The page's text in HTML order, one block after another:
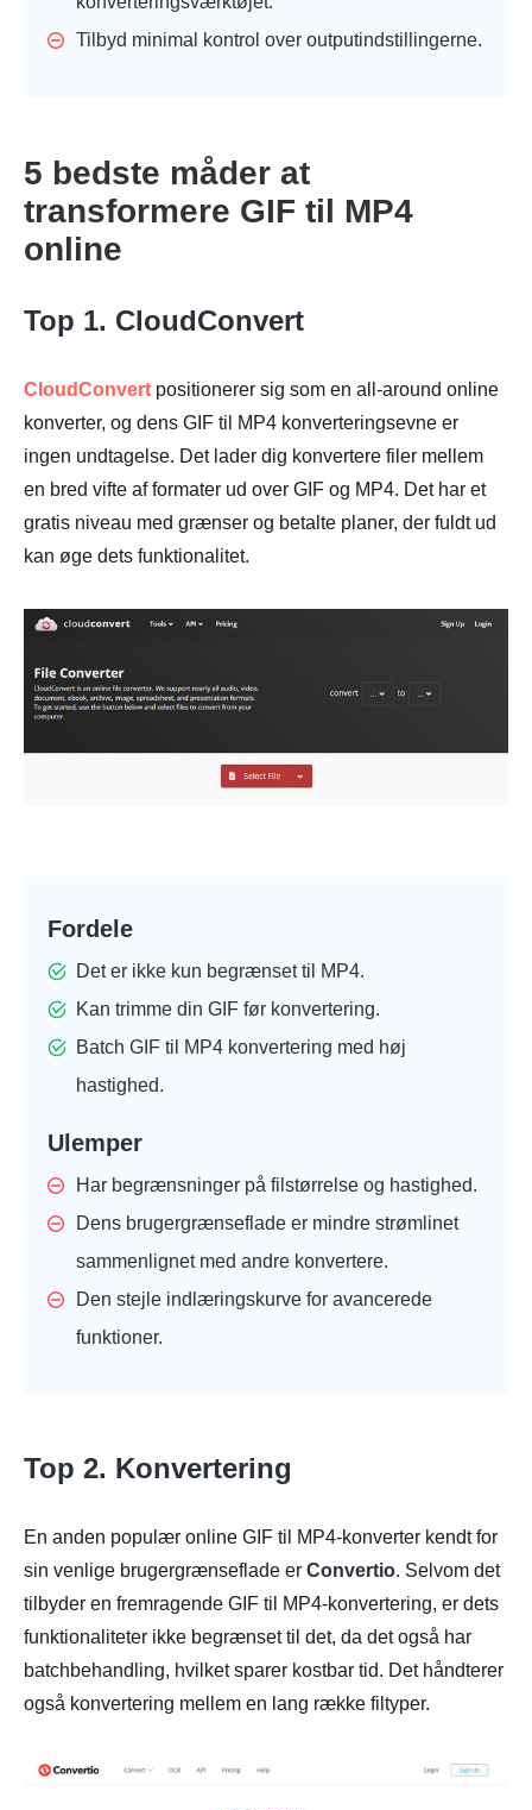
Tilbyd minimal kontrol over outputindstillingerne.
5 bedste måder at
transformere GIF til MP4
online
Top 1. CloudConvert
CloudConvert positionerer sig som en all-around online
konverter, og dens GIF til MP4 konverteringsevne er
ingen undtagelse. Det lader dig konvertere filer mellem
en bred vifte af formater ud over GIF og MP4. Det har et
gratis niveau med grænser og betalte planer, der fuldt ud
kan øge dets funktionalitet.
Fordele
Det er ikke kun begrænset til MP4.
Kan trimme din GIF før konvertering.
Batch GIF til MP4 konvertering med høj
hastighed.
Ulemper
Har begrænsninger på filstørrelse og hastighed.
Dens brugergrænseflade er mindre strømlinet
sammenlignet med andre konvertere.
Den stejle indlæringskurve for avancerede
funktioner.
Top 2. Konvertering
En anden populær online GIF til MP4-konverter kendt for
sin venlige brugergrænseflade er Convertio. Selvom det
tilbyder en fremragende GIF til MP4-konvertering, er dets
funktionaliteter ikke begrænset til det, da det også har
batchbehandling, hvilket sparer kostbar tid. Det håndterer
også konvertering mellem en lang række filtyper.